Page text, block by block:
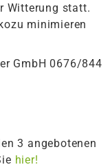
Witterung statt.
minimieren
GmbH 0676/844
3 angebotenen
hier!